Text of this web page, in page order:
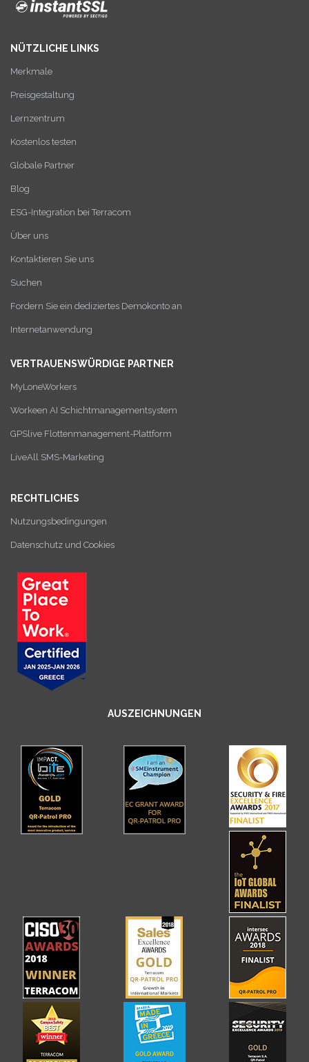
NÜTZLICHE LINKS
Merkmale
Preisgestaltung
Lernzentrum
Kostenlos testen
Globale Partner
Blog
ESG-Integration bei Terracom
Über uns
Kontaktieren Sie uns
Suchen
Fordern Sie ein dediziertes Demokonto an
Internetanwendung
VERTRAUENSWÜRDIGE PARTNER
MyLoneWorkers
Workeen AI Schichtmanagementsystem
GPSlive Flottenmanagement-Plattform
LiveAll SMS-Marketing
RECHTLICHES
Nutzungsbedingungen
Datenschutz und Cookies
AUSZEICHNUNGEN